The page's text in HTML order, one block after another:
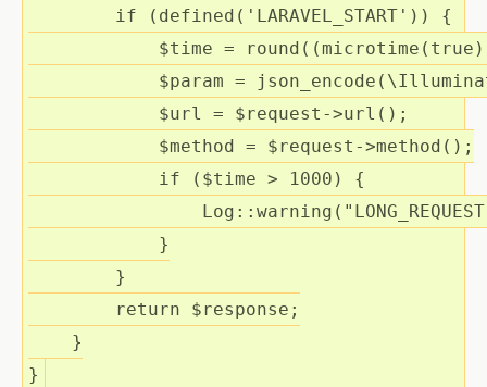
if (defined( 'LARAVEL_START' )) {
$time = round((microtime( true
$param =
$url
= $request ->url();
$method = $request ->method();
if ( $time > 1000 ) {
                Log::warning(
            }
        }
return
$response ;
    }
}